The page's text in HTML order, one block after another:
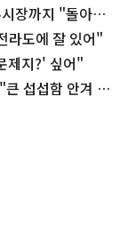
장까지 "돌아올
라도에 잘 있어"
제지?' 싶어"
섭섭함 안겨 미